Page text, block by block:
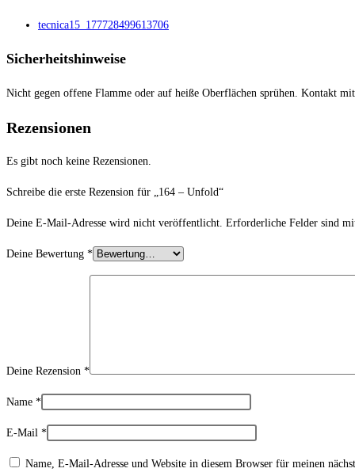
tecnica15_177728499613706
Sicherheitshinweise
Nicht gegen offene Flamme oder auf heiße Oberflächen sprühen. Kontakt
Rezensionen
Es gibt noch keine Rezensionen.
Schreibe die erste Rezension für „164 – Unfold“
Deine E-Mail-Adresse wird nicht veröffentlicht. Erforderliche Felder sind
Deine Bewertung *
Deine Rezension *
Name *
E-Mail *
Name, E-Mail-Adresse und Website in diesem Browser für meinen